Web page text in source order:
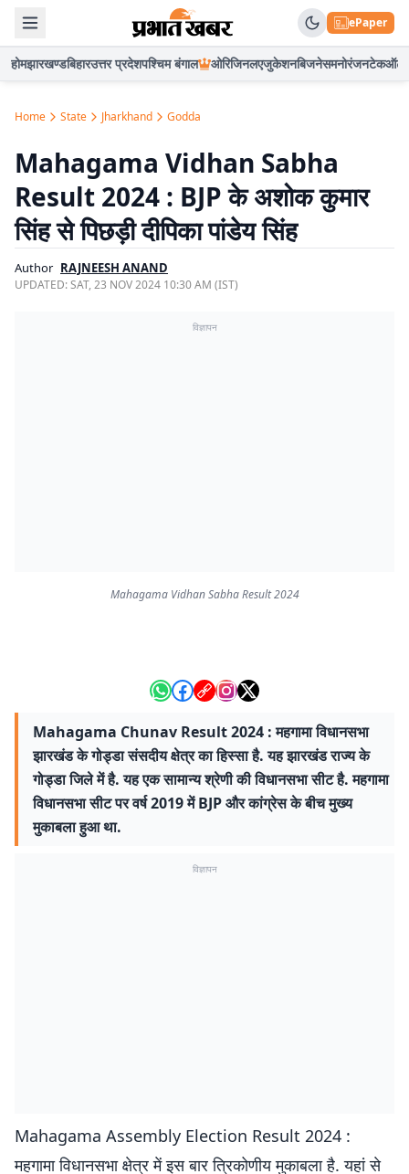
ePaper
होमझारखण्डबिहारउत्तर प्रदेशपश्चिम बंगाल ओरिजिनलएजुकेशनबिजनेसमनोरंजनटेकऑटो
Home State Jharkhand Godda
Mahagama Vidhan Sabha
Result 2024 : BJP के अशोक कुमार
सिंह से पिछड़ी दीपिका पांडेय सिंह
Author RAJNEESH ANAND
UPDATED:SAT, 23 NOV 2024 10:30 AM (IST)
विज्ञापन
Mahagama Vidhan Sabha Result 2024
Mahagama Chunav Result 2024 : महगामा विधानसभा
झारखंड के गोड्डा संसदीय क्षेत्र का हिस्सा है. यह झारखंड राज्य के
गोड्डा जिले में है. यह एक सामान्य श्रेणी की विधानसभा सीट है. महगामा
विधानसभा सीट पर वर्ष 2019 में BJP और कांग्रेस के बीच मुख्य
मुकाबला हुआ था.
विज्ञापन
Mahagama Assembly Election Result 2024 :
महगामा विधानसभा क्षेत्र में इस बार त्रिकोणीय मुकाबला है. यहां से